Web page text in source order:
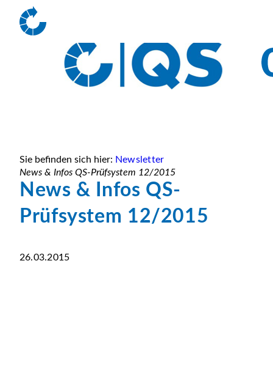
Sie befinden sich hier: Newsletter
News & Infos QS-Prüfsystem 12/2015
News & Infos QS-
Prüfsystem 12/2015
26.03.2015